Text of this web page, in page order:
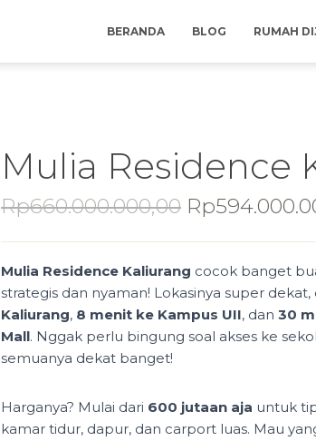
BERANDA BLOG RUMAH
Mulia Residence
Rp660.000.000,00 Original
Rp
Mulia Residence Kaliurang cocok banget
strategis dan nyaman! Lokasinya super dekat,
Kaliurang, 8 menit ke Kampus UII, dan 30
Mall. Nggak perlu bingung soal akses ke
semuanya dekat banget!
Harganya? Mulai dari 600 jutaan aja untuk
kamar tidur, dapur, dan carport luas. Mau